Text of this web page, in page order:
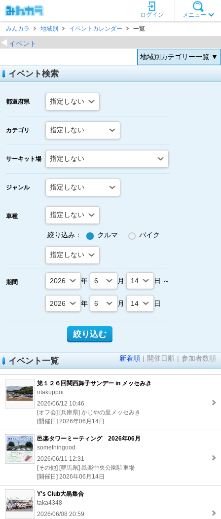
メニュー
ログイン
みんカラ
地域別 イベントカレンダー 一覧
イベント
地域別カテゴリー一覧 ▼
イベント検索
都道府県
カテゴリ
サーキット場
ジャンル
車種
絞り込み： クルマ バイク
期間 年 月 日 ～
年 月 日
イベント一覧 新着順 | 開催日順 | 参加者数順
第１２６回関西舞子サンデー in メッセみき
otakuppoi
2026/06/12 10:46
[オフ会] [兵庫県] かじやの里メッセみき
[開催日] 2026年06月14日
邑楽タワーミーティング 2026年06月
somethingood
2026/06/11 12:31
[その他] [群馬県] 邑楽中央公園駐車場
[開催日] 2026年06月14日
Y's Club大黒集合
taka4348
2026/06/08 20:59